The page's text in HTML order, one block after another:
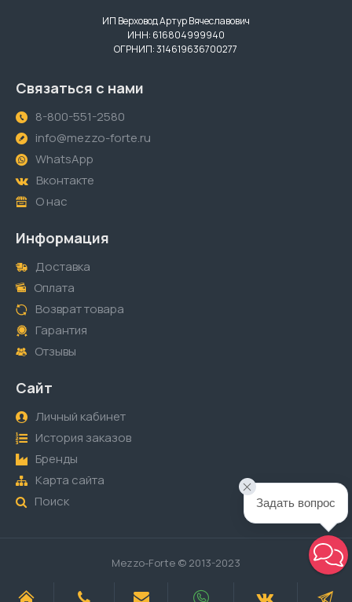
ИП Верховод Артур Вячеславович
ИНН: 616804999940
ОГРНИП: 314619636700277
Связаться с нами
8-800-551-2580
info@mezzo-forte.ru
WhatsApp
Вконтакте
О нас
Информация
Доставка
Оплата
Возврат товара
Гарантия
Отзывы
Сайт
Личный кабинет
История заказов
Бренды
Карта сайта
Поиск
Mezzo-Forte © 2013-2023
Задать вопрос